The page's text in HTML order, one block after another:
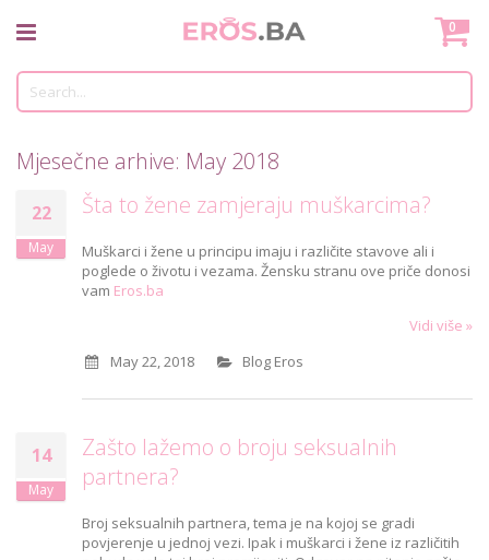
to
0
Mjesečne arhive: May 2018
22
May
Šta to žene zamjeraju muškarcima?
Muškarci i žene u principu imaju i različite stavove ali i
poglede o životu i vezama. Žensku stranu ove priče donosi
vam Eros.ba
Vidi više »
May 22, 2018
Blog Eros
14
May
Zašto lažemo o broju seksualnih
partnera?
Broj seksualnih partnera, tema je na kojoj se gradi
povjerenje u jednoj vezi. Ipak i muškarci i žene iz različitih